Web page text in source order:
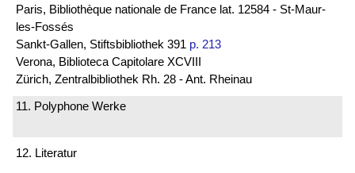
Paris, Bibliothèque nationale de France lat. 12584 - St-Maur-
les-Fossés
Sankt-Gallen, Stiftsbibliothek 391 p. 213
Verona, Biblioteca Capitolare XCVIII
Zürich, Zentralbibliothek Rh. 28 - Ant. Rheinau
11. Polyphone Werke
12. Literatur